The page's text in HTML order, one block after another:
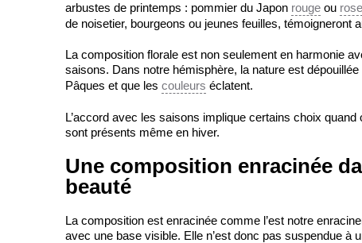
arbustes de printemps : pommier du Japon rouge ou rose
de noisetier, bourgeons ou jeunes feuilles, témoigneront
La composition florale est non seulement en harmonie
saisons. Dans notre hémisphère, la nature est
Pâques et que les couleurs éclatent.
L’accord avec les saisons implique certains choix
sont présents même en hiver.
Une composition enracinée
beauté
La composition est enracinée comme l’est notre
avec une base visible. Elle n’est donc pas suspendue à